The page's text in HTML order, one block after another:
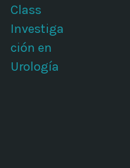
Class
Investiga
ción en
Urología